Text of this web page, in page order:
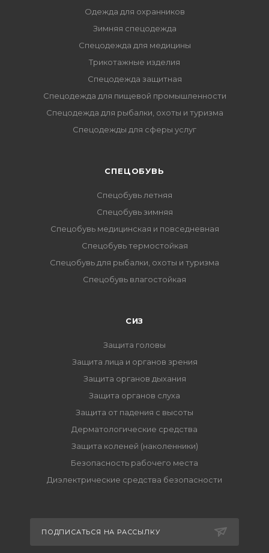
Одежда для охранников
Зимняя спецодежда
Спецодежда для медицины
Трикотажные изделия
Спецодежда защитная
Спецодежда для пищевой промышленности
Спецодежда для рыбалки, охоты и туризма
Спецодежды для сферы услуг
CПЕЦОБУВЬ
Спецобувь летняя
Спецобувь зимняя
Спецобувь медицинская и повседневная
Спецобувь термостойкая
Спецобувь для рыбалки, охоты и туризма
Спецобувь влагостойкая
СИЗ
Защита головы
Защита лица и органов зрения
Защита органов дыхания
Защита органов слуха
Защита от падения с высоты
Дерматологические средства
Защита коленей (наколенники)
Безопасность рабочего места
Диэлектрические средства безопасности
ПОДПИСАТЬСЯ НА РАССЫЛКУ